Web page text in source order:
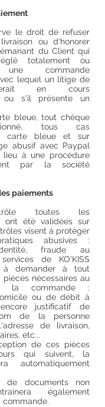
le droit de refuser
ou d'honorer
du Client qui
totalement ou
une commande
lequel un litige de
en cours
ou s'il présente un
bleue, tout chèque
tous cas
carte bleue et sur
abusif avec Paypal
lieu à une procédure
par la société
paiements
toutes les
ont été validées sur
visent à protéger
abusives :
fraude au
de KO'KISS
à demander à tout
nécessaires au
la commande :
ou de débit à
justificatif de
de la personne
de livraison,
etc...
de ces pièces
qui suivent, la
automatiquement
de documents non
également
commande.